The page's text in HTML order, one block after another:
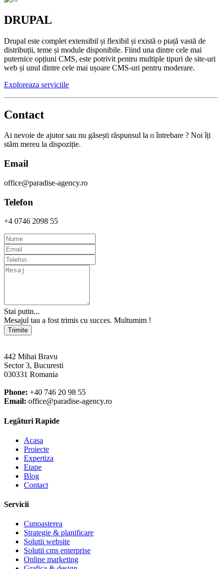
DRUPAL
Drupal este complet extensibil și flexibil și există o piață vastă de
distribuții, teme și module disponibile. Fiind una dintre cele mai
puternice opțiuni CMS, este potrivit pentru multiple tipuri de site-uri
web și unul dintre cele mai ușoare CMS-uri pentru moderare.
Exploreaza serviciile
Contact
Ai nevoie de ajutor sau nu găsești răspunsul la o întrebare ? Noi îți
stăm mereu la dispoziție.
Email
office@paradise-agency.ro
Telefon
+4 0746 2098 55
Stai putin...
Mesajul tau a fost trimis cu succes. Multumim !
Trimite
442 Mihai Bravu
Sector 3, Bucuresti
030331 Romania
Phone: +40 746 20 98 55
Email: office@paradise-agency.ro
Legături Rapide
Acasa
Proiecte
Expertiza
Etape
Blog
Contact
Servicii
Cunoasterea
Strategie & planificare
Solutii website
Solutii cms enterprise
Online marketing